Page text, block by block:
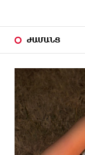
ԺԱՄԱՆՑ